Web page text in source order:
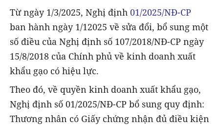
Từ ngày 1/3/2025, Nghị định 01/2025/NĐ-CP
ban hành ngày 1/12025 về sửa đổi, bổ sung một
số điều của Nghị định số 107/2018/NĐ-CP ngày
15/8/2018 của Chính phủ về kinh doanh xuất
khẩu gạo có hiệu lực.
Theo đó, về quyền kinh doanh xuất khẩu gạo,
Nghị định số 01/2025/NĐ-CP bổ sung quy định:
Thương nhân có Giấy chứng nhận đủ điều kiện